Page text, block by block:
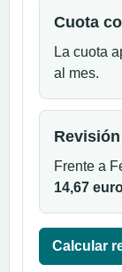
Cuota
La cuota
al mes.
Revisión
Frente a
14,67
Calcular